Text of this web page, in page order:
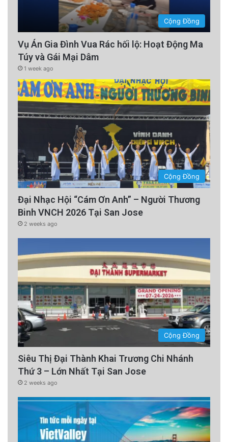
Cộng Đồng
Vụ Án Gia Đình Vua Rác hối lộ: Hoạt Động Ma
Túy và Gái Mại Dâm
1 week ago
Cộng Đồng
Đại Nhạc Hội “Cám Ơn Anh” – Người Thương
Binh VNCH 2026 Tại San Jose
2 weeks ago
Cộng Đồng
Siêu Thị Đại Thành Khai Trương Chi Nhánh
Thứ 3 – Lớn Nhất Tại San Jose
2 weeks ago